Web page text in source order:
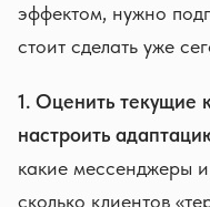
эффектом, нужно
стоит сделать уже
1. Оценить текущие
настроить
какие мессенджеры
сколько клиентов